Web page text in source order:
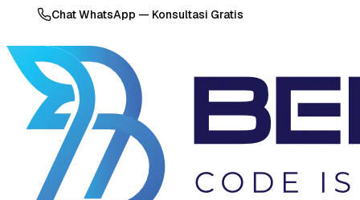
Chat WhatsApp — Konsultasi Gratis